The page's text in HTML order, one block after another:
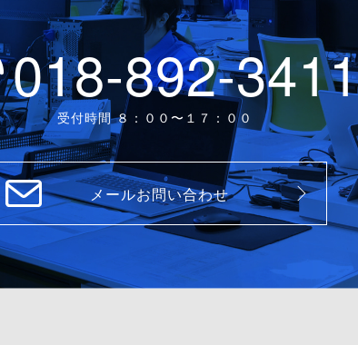
018-892-
受付時間 ８：００〜１７：００
メールお問い合わせ